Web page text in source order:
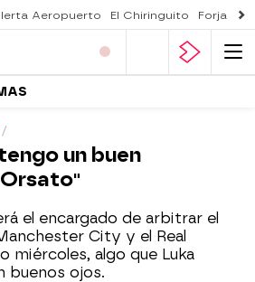
Aeropuerto El Chiringuito Forjado
un buen
el encargado de arbitrar el
City y el Real
miércoles, algo que Luka
buenos ojos.